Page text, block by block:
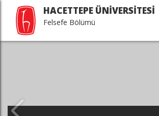
HACETTEPE ÜNİVERSİTESİ
Felsefe Bölümü